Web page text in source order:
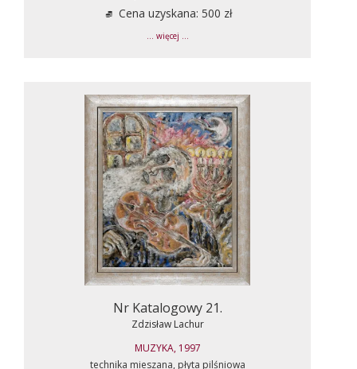
Cena uzyskana: 500 zł
... więcej ...
Nr Katalogowy 21.
Zdzisław Lachur
MUZYKA, 1997
technika mieszana, płyta pilśniowa